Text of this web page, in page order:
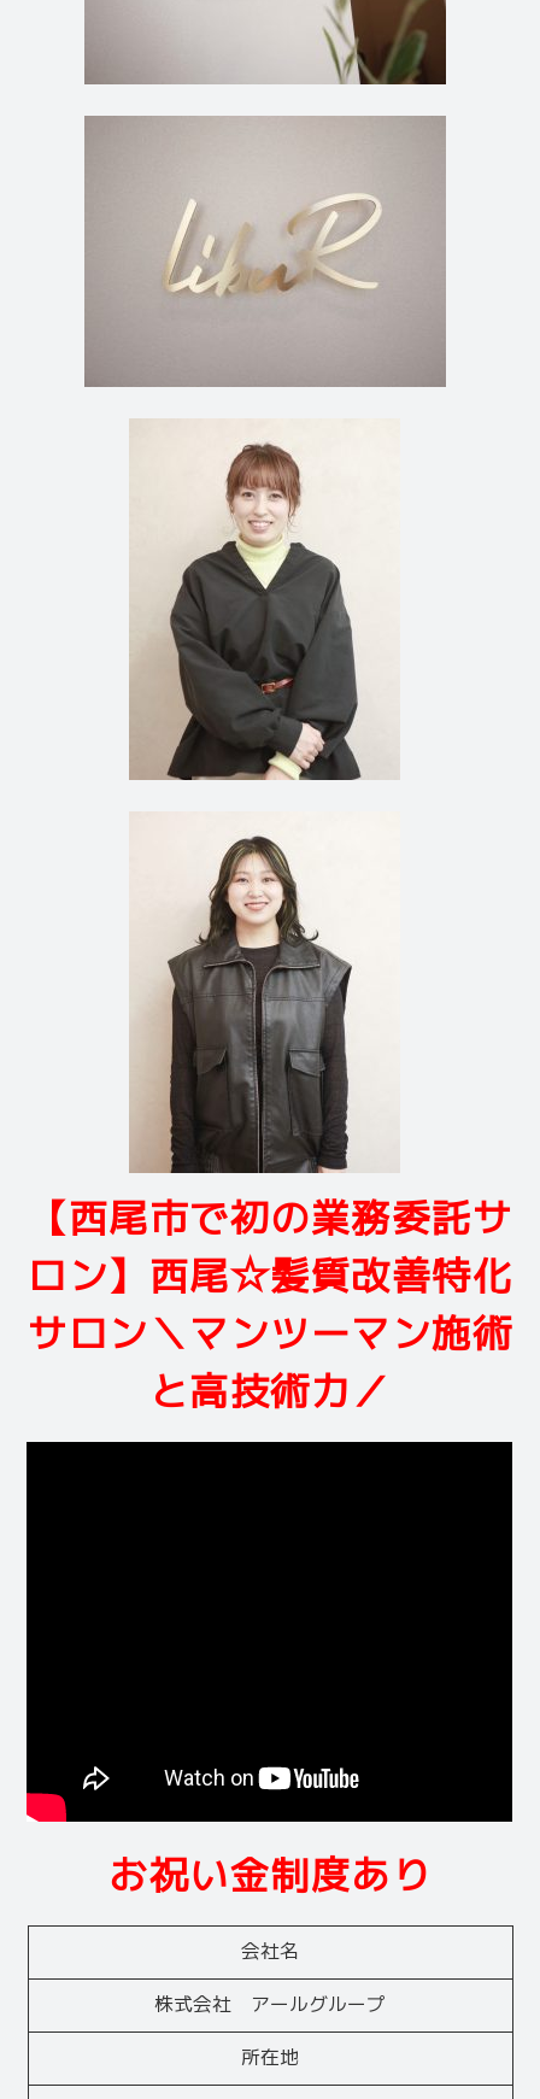
【西尾市で初の業務委託サ
ロン】西尾☆髪質改善特化
サロン＼マンツーマン施術
と高技術力／
お祝い金制度あり
会社名
株式会社 アールグループ
所在地